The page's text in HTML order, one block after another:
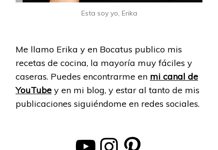
Esta soy yo, Erika
Me llamo Erika y en Bocatus publico mis
recetas de cocina, la mayoría muy fáciles y
caseras. Puedes encontrarme en mi canal de
YouTube y en mi blog, y estar al tanto de mis
publicaciones siguiéndome en redes sociales.